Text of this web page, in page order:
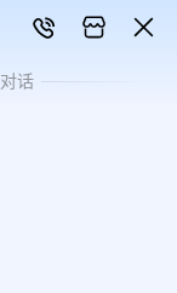
话